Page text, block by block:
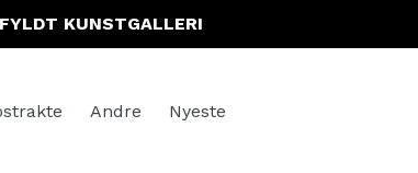
KUNSTGALLERI
Andre Nyeste